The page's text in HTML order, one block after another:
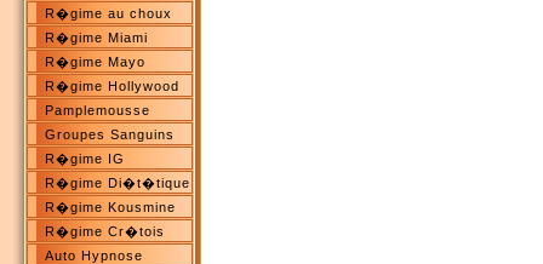
R�gime au choux
R�gime Miami
R�gime Mayo
R�gime Hollywood
Pamplemousse
Groupes Sanguins
R�gime IG
R�gime Di�t�tique
R�gime Kousmine
R�gime Cr�tois
Auto Hypnose